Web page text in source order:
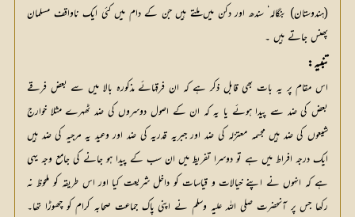
(ہندوستان) بنگالہ‘ سندھ اور دکن میں ملتے ہیں جن کے دام میں کئی ایک ناواقف مسلمان
پھنس جاتے ہیں ۔
تنبیہ:
اس مقام پر یہ بات بھی قابل ذکر ہے کہ ان فرقہائے مذکورہ بالا میں سے بعض فرقے
بعض کی ضد سے پیدا ہوئے یا یہ کہ ان کے اصول دوسروں کی ضد ٹھہرے مثلا خوارج
شیعوں کی ضد ہیں مجسمہ معتزلہ کی ضد اور جبریہ قدریہ کی ضد اور وعید یہ مرجیہ کی ضد ہیں
ایک درجہ افراط میں ہے تو دوسرا تفریط میں ان سب کے پیدا ہو جانے کی جامع وجہ یہی
ہے کہ انہوں نے اپنے خیالات و قیاسات کو داخل شریعت کیا اور اس طریقہ کو ملحوظ نہ
رکھا جس پر آنحضرت صلی اللہ علیہ وسلم نے اپنی پاک جماعت صحابہ کرام کو چھوڑا تھا۔